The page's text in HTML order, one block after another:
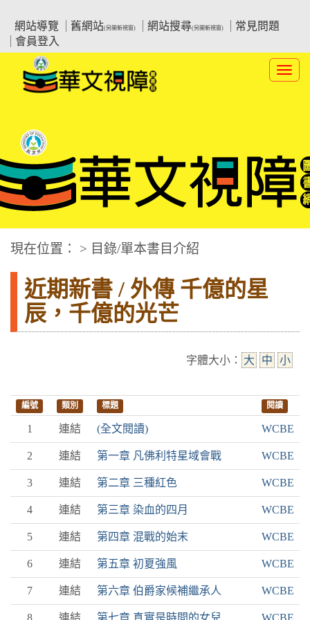
要
網站導覽
舊網站(另開新視窗) 網站搜尋(另開新視窗)
常見問題
會員登入
:::中央區塊
華文視障電子圖書網
現在位置： > 目錄/單本書目介紹
近期新書 / 外傳 千億的星
辰，千億的光芒
字體大小： 大 中 小
編號 類別 標題 閱讀
1 連結 (全文閱讀) WCBE
2 連結 第一章 凡佛利特星域會戰 WCBE
3 連結 第二章 三種紅色 WCBE
4 連結 第三章 染血的四月 WCBE
5 連結 第四章 混戰的始末 WCBE
6 連結 第五章 初夏強風 WCBE
7 連結 第六章 伯爵家候補繼承人 WCBE
8 連結 第七章 真實是時間的女兒 WCBE